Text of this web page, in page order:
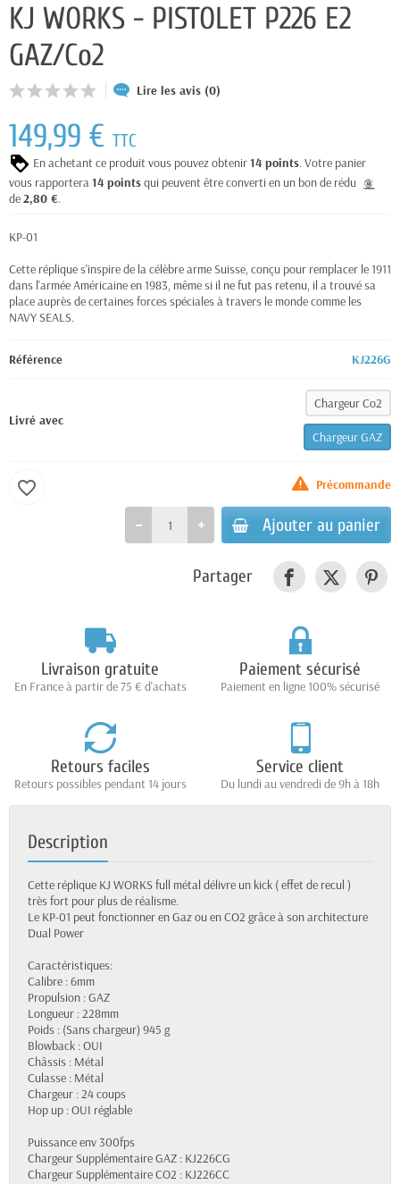
KJ WORKS - PISTOLET P226 E2
GAZ/Co2
Lire les avis (0)
149,99 € TTC
En achetant ce produit vous pouvez obtenir14 points. Votre panier
vous rapportera14 pointsqui peuvent être converti en un bon de réduction
de2,80 €.
KP-01
Cette réplique s'inspire de la célèbre arme Suisse, conçu pour remplacer le 1911
dans l'armée Américaine en 1983, même si il ne fut pas retenu, il a trouvé sa
place auprès de certaines forces spéciales à travers le monde comme les
NAVY SEALS.
Référence KJ226G
Livré avec
Chargeur Co2
Chargeur GAZ
Précommande
Ajouter au panier
favorite_border
Partager
Livraison gratuite
En France à partir de 75 € d'achats
Paiement sécurisé
Paiement en ligne 100% sécurisé
Retours faciles
Retours possibles pendant 14 jours
Service client
Du lundi au vendredi de 9h à 18h
Description
Cette réplique KJ WORKS full métal délivre un kick ( effet de recul )
très fort pour plus de réalisme.
Le KP-01 peut fonctionner en Gaz ou en CO2 grâce à son architecture
Dual Power
Caractéristiques:
Calibre : 6mm
Propulsion : GAZ
Longueur : 228mm
Poids : (Sans chargeur) 945 g
Blowback : OUI
Châssis : Métal
Culasse : Métal
Chargeur : 24 coups
Hop up : OUI réglable
Puissance env 300fps
Chargeur Supplémentaire GAZ : KJ226CG
Chargeur Supplémentaire CO2 : KJ226CC